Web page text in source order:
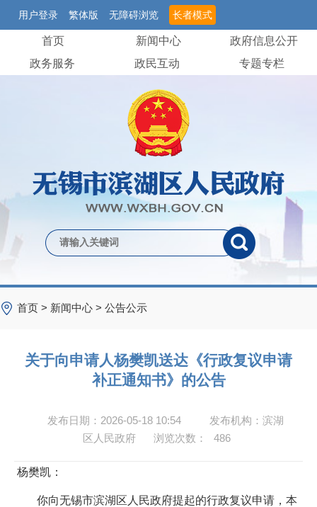
用户登录 繁体版 无障碍浏览 长者模式
首页 新闻中心
政府信息公开
政务服务
政民互动 专题专栏
首页 > 新闻中心 > 公告公示
关于向申请人杨樊凯送达《行政复议申请
补正通知书》的公告
发布日期：2026-05-18 10:54
发布机构：滨湖
区人民政府
浏览次数： 486
杨樊凯：
你向无锡市滨湖区人民政府提起的行政复议申请，本